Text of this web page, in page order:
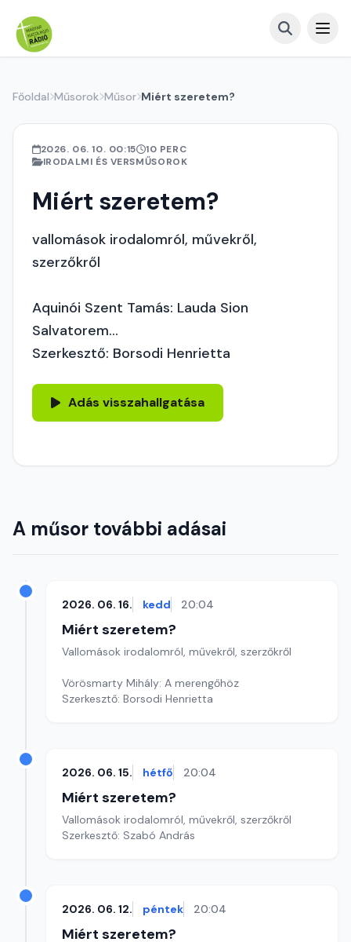
Főoldal Műsorok Műsor Miért szeretem?
2026. 06. 10. 00:15
10 PERC
IRODALMI ÉS VERSMŰSOROK
Miért szeretem?
vallomások irodalomról, művekről,
szerzőkről
Aquinói Szent Tamás: Lauda Sion
Salvatorem...
Szerkesztő: Borsodi Henrietta
Adás visszahallgatása
A műsor további adásai
2026. 06. 16. kedd 20:04
Miért szeretem?
Vallomások irodalomról, művekről, szerzőkről
Vörösmarty Mihály: A merengőhöz
Szerkesztő: Borsodi Henrietta
2026. 06. 15. hétfő 20:04
Miért szeretem?
Vallomások irodalomról, művekről, szerzőkről
Szerkesztő: Szabó András
2026. 06. 12. péntek 20:04
Miért szeretem?